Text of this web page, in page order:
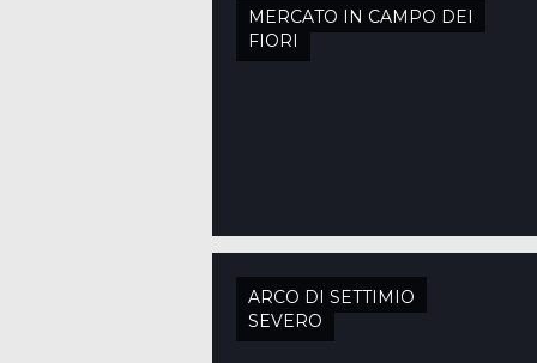
MERCATO IN CAMPO DEI
FIORI
ARCO DI SETTIMIO
SEVERO